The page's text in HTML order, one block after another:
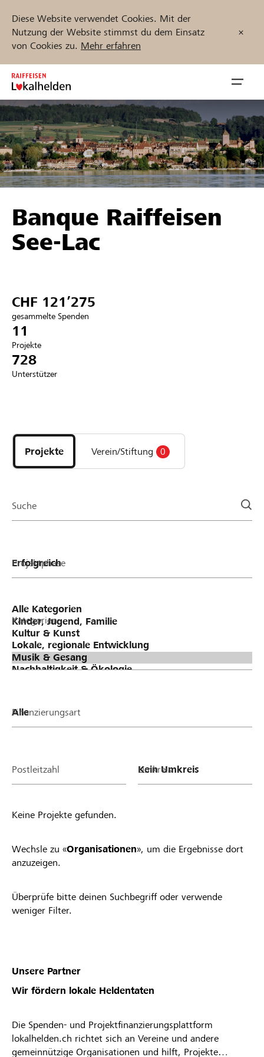
Diese Website verwendet Cookies. Mit der
Nutzung der Website stimmst du dem Einsatz
von Cookies zu. Mehr erfahren
Zum
Inhalt
springen
öffnen
Unterstützen
Hilfe & Support
Anmelden
Projekte und Organisationen finden
Jetzt starten
DE FR IT
Banque Raiffeisen
See-Lac
CHF 121’275
gesammelte Spenden
11
Projekte
728
Unterstützer
Projekte
und
Organisationen
Projekte Verein/Stiftung 0
Suche
Projektphase
Kategorien
Finanzierungsart
Postleitzahl Umkreis
Keine Projekte gefunden.
Wechsle zu «Organisationen», um die Ergebnisse dort
anzuzeigen.
Überprüfe bitte deinen Suchbegriff oder verwende
weniger Filter.
Unsere Partner
Wir fördern lokale Heldentaten
Die Spenden- und Projektfinanzierungsplattform
lokalhelden.ch richtet sich an Vereine und andere
gemeinnützige Organisationen und hilft, Projekte